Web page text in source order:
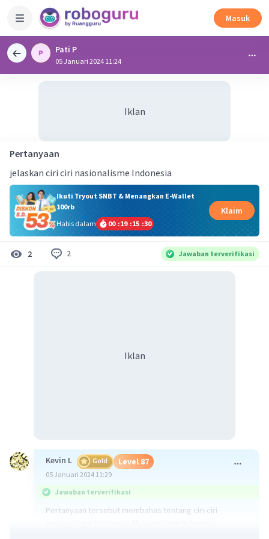
Masuk
Pati P
05 Januari 2024 11:24
Iklan
Pertanyaan
jelaskan ciri ciri nasionalisme Indonesia
Ikuti Tryout SNBT & Menangkan E-Wallet
100rb
Habis dalam
00 :19 :15 :30
Klaim
2 2 Jawaban terverifikasi
Iklan
Kevin L Gold Level 87
05 Januari 2024 11:29
Jawaban terverifikasi
Pertanyaan tersebut membahas tentang ciri-ciri